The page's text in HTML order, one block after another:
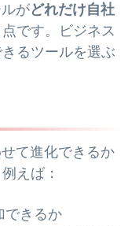
がどれだけ自社
です。ビジネス
るツールを選ぶ
て進化できるか
えば：
できるか